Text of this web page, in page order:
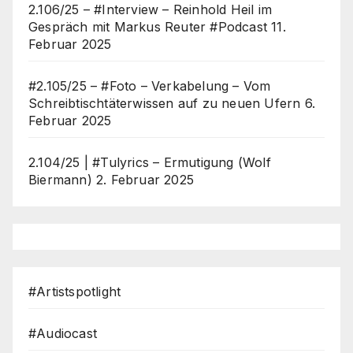
2.106/25 – #Interview – Reinhold Heil im
Gespräch mit Markus Reuter #Podcast 11.
Februar 2025
#2.105/25 – #Foto – Verkabelung – Vom
Schreibtischtäterwissen auf zu neuen Ufern 6.
Februar 2025
2.104/25 | #Tulyrics – Ermutigung (Wolf
Biermann) 2. Februar 2025
#Artistspotlight
#Audiocast